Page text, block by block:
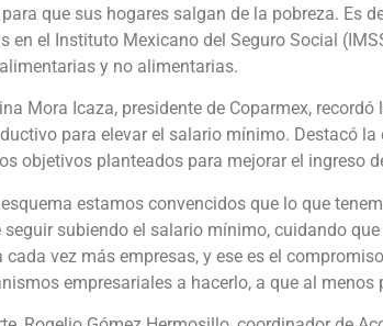
que sus hogares salgan de la pobreza. Es
en el Instituto Mexicano del Seguro Social
y no alimentarias.
Mora Icaza, presidente de Coparmex,
para elevar el salario mínimo. Destacó
objetivos planteados para mejorar el ingreso
esquema estamos convencidos que lo que
seguir subiendo el salario mínimo, cuidando
cada vez más empresas, y ese es el
empresariales a hacerlo, a que al menos